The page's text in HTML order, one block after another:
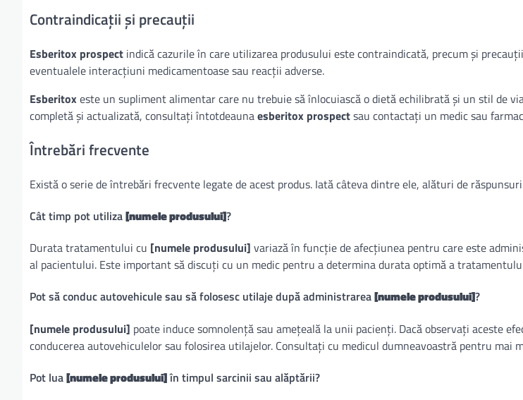
Contraindicații și precauții
Esberitox prospect indică cazurile în care utilizarea produsului este contraindicată, precum și
eventualele interacțiuni medicamentoase sau reacții adverse.
Esberitoxeste un supliment alimentar care nu trebuie să înlocuiască o dietă echilibrată și un stil de
completă și actualizată, consultați întotdeaunaesberitox prospectsau contactați un medic sau
Întrebări frecvente
Există o serie de întrebări frecvente legate de acest produs. Iată câteva dintre ele, alături de
Cât timp pot utiliza[numele produsului]?
Durata tratamentului cu [numele produsului] variază în funcție de afecțiunea pentru care este
al pacientului. Este important să discuți cu un medic pentru a determina durata optimă a
Pot să conduc autovehicule sau să folosesc utilaje după administrarea[numele produsului]?
[numele produsului] poate induce somnolență sau amețeală la unii pacienți. Dacă observați aceste
conducerea autovehiculelor sau folosirea utilajelor. Consultați cu medicul dumneavoastră pentru mai
Pot lua[numele produsului]în timpul sarcinii sau alăptării?